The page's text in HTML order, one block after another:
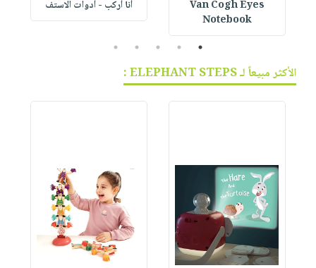
Van Cogh Eyes
Notebook
أنا أركب - أدوات الاستف
1
2
3
4
5
الأكثر مبيعاً لـ ELEPHANT STEPS :